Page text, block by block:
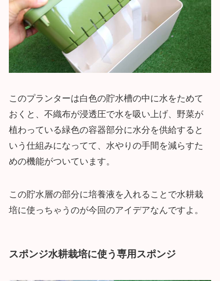
このプランターは白色の貯水槽の中に水をためて
おくと、不織布が浸透圧で水を吸い上げ、野菜が
植わっている緑色の容器部分に水分を供給すると
いう仕組みになってて、水やりの手間を減らすた
めの機能がついています。
この貯水層の部分に培養液を入れることで水耕栽
培に使っちゃうのが今回のアイデアなんですよ。
スポンジ水耕栽培に使う専用スポンジ